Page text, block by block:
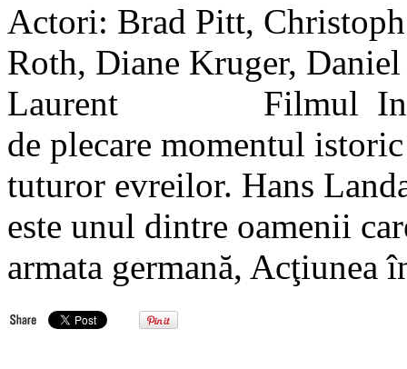
Actori: Brad Pitt,
Roth, Diane Kruger,
Laurent Filmul
de plecare momentul
tuturor evreilor. Hans
este unul dintre oamenii
armata germană, Acţiunea